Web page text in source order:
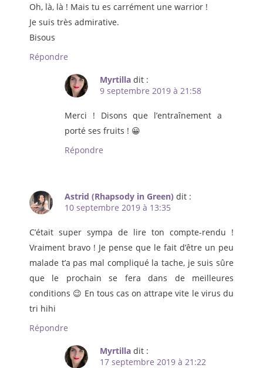
Oh, là, là ! Mais tu es carrément une warrior !
Je suis très admirative.
Bisous
Répondre
Myrtilla dit :
9 septembre 2019 à 21:58
Merci ! Disons que l’entraînement a
porté ses fruits ! 😀
Répondre
Astrid (Rhapsody in Green) dit :
10 septembre 2019 à 13:35
C’était super sympa de lire ton compte-rendu !
Vraiment bravo ! Je pense que le fait d’être un peu
malade t’a pas mal compliqué la tache, je suis sûre
que le prochain se fera dans de meilleures
conditions 😉 En tous cas on attrape vite le virus du
tri hihi
Répondre
Myrtilla dit :
17 septembre 2019 à 21:22